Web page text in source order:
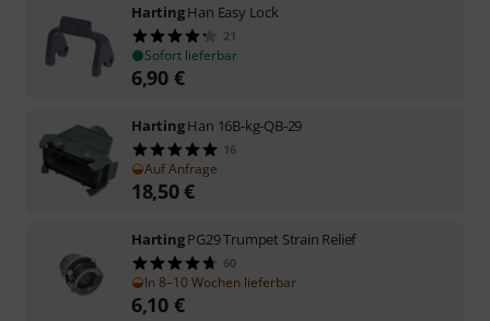
HartingHan Easy Lock
21
Sofort lieferbar
6,90 €
HartingHan 16B-kg-QB-29
16
Auf Anfrage
18,50€
HartingPG29 Trumpet Strain Relief
60
In 8–10 Wochen lieferbar
6,10 €